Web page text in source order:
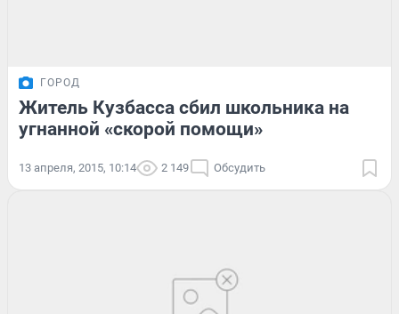
ГОРОД
Житель Кузбасса сбил школьника на
угнанной «скорой помощи»
13 апреля, 2015, 10:14 2 149 Обсудить